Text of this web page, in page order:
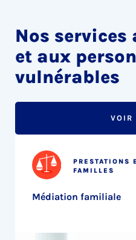
Nos
et aux
vulnérables
VOIR
PRESTATIONS
FAMILLES
Médiation familiale